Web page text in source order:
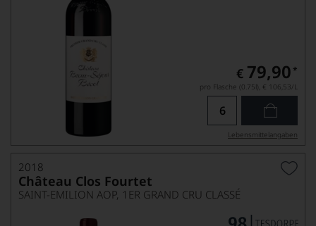
€ 79,90 *
pro Flasche (0.75l), € 106,53/L
Lebensmittel­angaben
2018
Château Clos Fourtet
SAINT-EMILION AOP, 1ER GRAND CRU CLASSÉ